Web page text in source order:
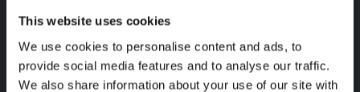
This website uses cookies
We use cookies to personalise content and ads, to
provide social media features and to analyse our traffic.
We also share information about your use of our site with
notre site web.
S'inscrire en cliquant sur l' Identifiant et profitez du
contenu exclusif pour vous.